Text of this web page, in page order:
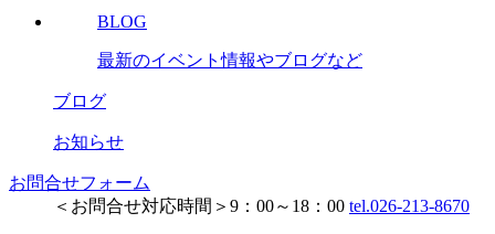
BLOG
最新のイベント情報やブログなど
ブログ
お知らせ
お問合せフォーム
＜お問合せ対応時間＞9：00～18：00 tel.026-213-8670